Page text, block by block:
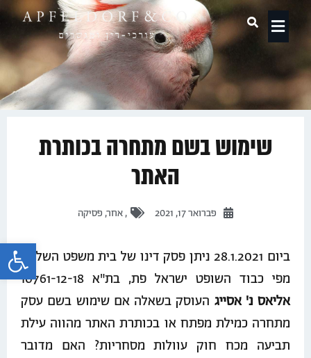
שימוש בשם מתחרה בכותרת
האתר
פברואר 17, 2021 , אחר, פסיקה
ביום 28.1.2021 ניתן פסק דינו של בית משפט השלום,
מפי כבוד השופט ישראל פת, בת"א 10761-12-18
אליאס נ' אסייג העוסק בשאלה אם שימוש בשם עסק
מתחרה כמילת מפתח או בכותרת האתר מהווה עילת
תביעה מכח חוק עוולות מסחריות? האם מדובר